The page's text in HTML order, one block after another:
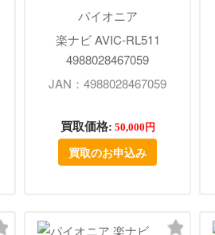
パイオニア
楽ナビ AVIC-RL511
4988028467059
JAN：4988028467059
買取価格: 50,000円
買取のお申込み